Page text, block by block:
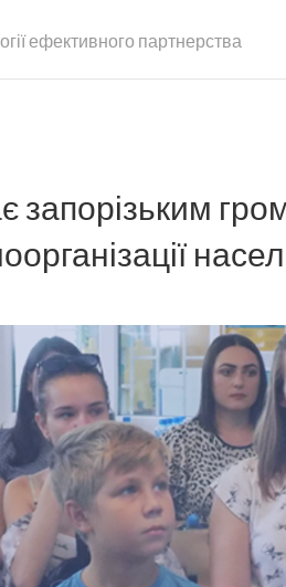
ефективного партнерства
запорізьким